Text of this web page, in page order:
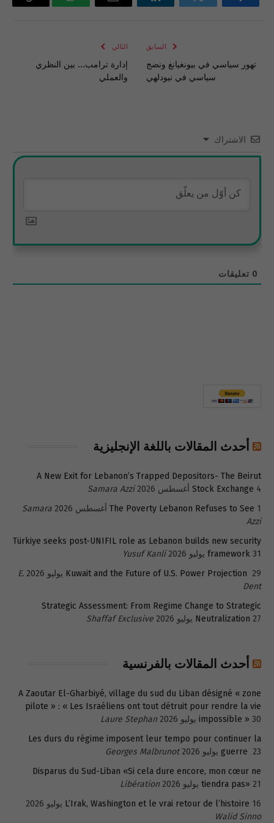
فيسبوك تويتر لينكدإن
البريد
واتساب Copy
السابق
تهور سياسي في بيونغيانغ ونضج
سياسي في نيودلهي
التالي
إدارة ترامب… بين النظري
والعملي
الاشتراك
0 تعليقات
أحدث المقالات باللغة الإنجليزية
A New Exit for Lebanon’s Trapped Depositors- The Beirut
Stock Exchange 4 أغسطس 2026
Samara Azzi
The Poverty Lebanon Refuses to See 1 أغسطس 2026
Samara
Azzi
Türkiye seeks post-UNIFIL role as Lebanon builds new security
framework 31 يوليو 2026
Yusuf Kanli
Kuwait and the Future of U.S. Power Projection 29 يوليو 2026
E.
Dent
Strategic Assessment: From Regime Change to Strategic
Neutralization 27 يوليو 2026 Shaffaf Exclusive
أحدث المقالات بالفرنسية
A Zaoutar El-Gharbiyé, village du sud du Liban désigné « zone
pilote » : « Les Israéliens ont tout détruit pour rendre la vie
impossible » 30 يوليو 2026
Laure Stephan
Les durs du régime imposent leur tempo pour continuer la
guerre 23 يوليو 2026
Georges Malbrunot
Disparus du Sud-Liban «Si cela dure encore, mon cœur ne
tiendra pas» 21 يوليو 2026
Libération
L’Irak, Washington et le vrai retour de l’histoire 16 يوليو 2026
Walid Sinno